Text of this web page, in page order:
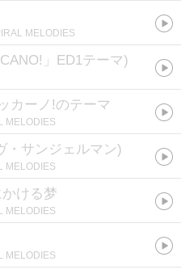
MELODIES
」ED1テーマ)
カーノ!のテーマ
MELODIES
・サンジェルマン)
MELODIES
ける梦
MELODIES
MELODIES